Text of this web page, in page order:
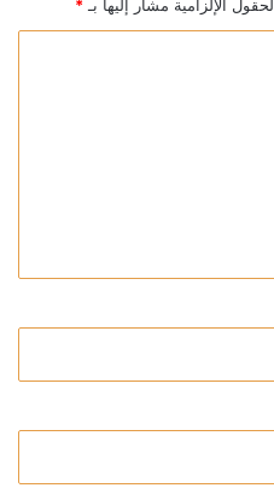
الحقول الإلزامية مشار إليها بـ *